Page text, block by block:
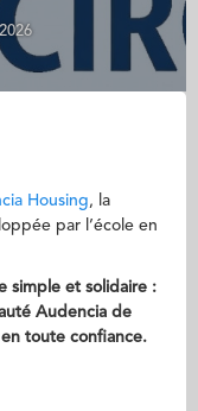
Housing, la
par l’école en
simple et solidaire :
Audencia de
toute confiance.